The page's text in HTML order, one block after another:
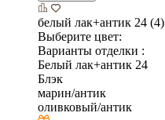
белый лак+антик 24 (4)
Выберите цвет:
Варианты отделки :
Белый лак+антик 24
Блэк
марин/антик
оливковый/антик